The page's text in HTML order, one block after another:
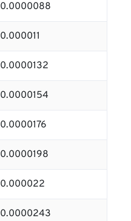
0.0000088
0.000011
0.0000132
0.0000154
0.0000176
0.0000198
0.000022
0.0000243